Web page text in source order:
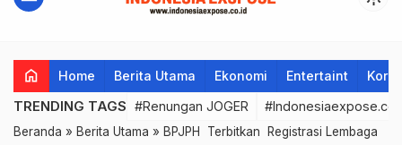
home Home Berita Utama Ekonomi Entertaint
TRENDING TAGS #Renungan JOGER
Beranda » Berita Utama » BPJPH Terbitkan Registrasi Lembaga